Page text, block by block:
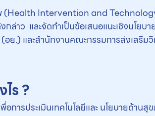
พ (Health Intervention and
ว และจัดทำเป็นข้อเสนอแนะเชิงนโยบา
ย.) และสำนักงานคณะกรรมการส่งเสริม
ร ?
การประเมินเทคโนโลยีและ นโยบายด้านสุ